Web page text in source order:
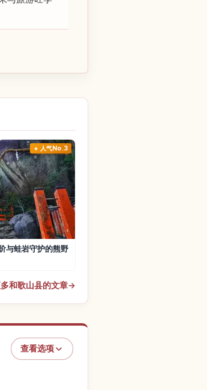
人气No.3
与蛙岩守护的熊野
和歌山县的文章→
查看选项